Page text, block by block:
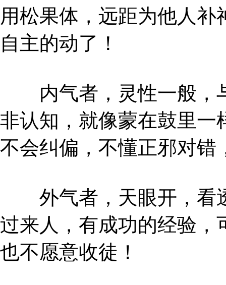
用松果体，远距为他人
自主的动了！
内气者，灵性一般，
非认知，就像蒙在鼓里一
不会纠偏，不懂正邪对错
外气者，天眼开，看
过来人，有成功的经验，
也不愿意收徒！